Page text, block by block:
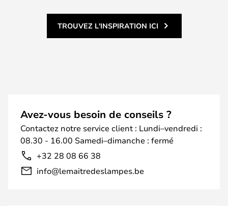
TROUVEZ L'INSPIRATION ICI
Avez-vous besoin de conseils ?
Contactez notre service client : Lundi–vendredi :
08.30 - 16.00 Samedi–dimanche : fermé
+32 28 08 66 38
info@lemaitredeslampes.be